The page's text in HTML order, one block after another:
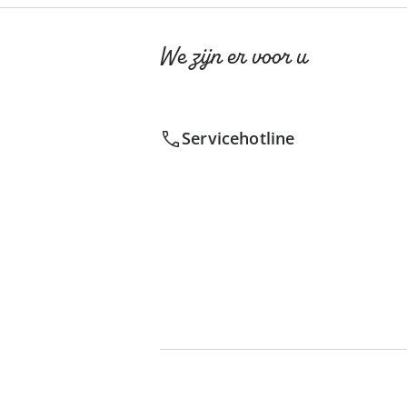
We zijn er voor u
Servicehotline